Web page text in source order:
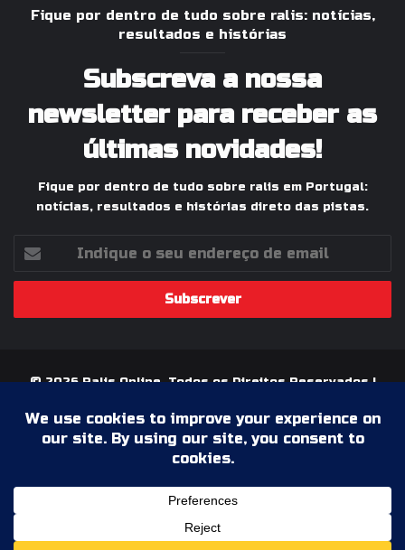
Fique por dentro de tudo sobre ralis: notícias,
resultados e histórias
Subscreva a nossa
newsletter para receber as
últimas novidades!
Fique por dentro de tudo sobre ralis em Portugal:
notícias, resultados e histórias direto das pistas.
seu
de
© 2026 Ralis Online, Todos os Direitos Reservados |
Paixão pelos Ralis em Portugal
Termos & Condições
Política de Privacidade